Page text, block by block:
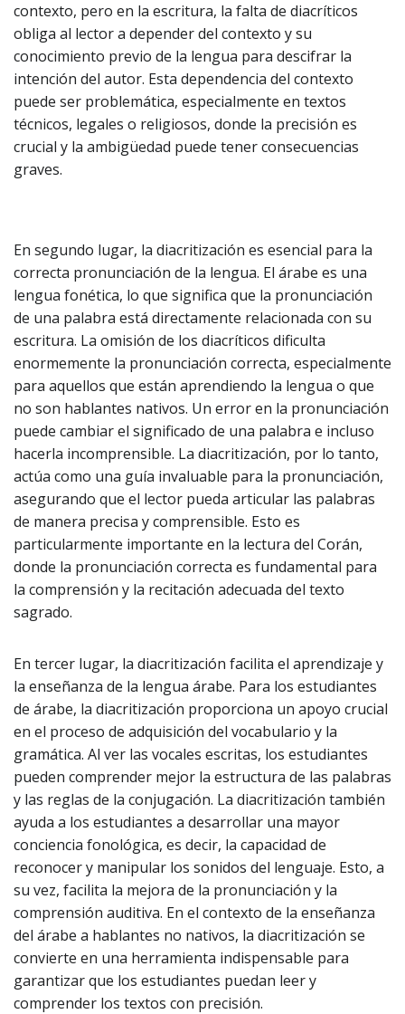
contexto, pero en la escritura, la falta de diacríticos
obliga al lector a depender del contexto y su
conocimiento previo de la lengua para descifrar la
intención del autor. Esta dependencia del contexto
puede ser problemática, especialmente en textos
técnicos, legales o religiosos, donde la precisión es
crucial y la ambigüedad puede tener consecuencias
graves.
En segundo lugar, la diacritización es esencial para la
correcta pronunciación de la lengua. El árabe es una
lengua fonética, lo que significa que la pronunciación
de una palabra está directamente relacionada con su
escritura. La omisión de los diacríticos dificulta
enormemente la pronunciación correcta, especialmente
para aquellos que están aprendiendo la lengua o que
no son hablantes nativos. Un error en la pronunciación
puede cambiar el significado de una palabra e incluso
hacerla incomprensible. La diacritización, por lo tanto,
actúa como una guía invaluable para la pronunciación,
asegurando que el lector pueda articular las palabras
de manera precisa y comprensible. Esto es
particularmente importante en la lectura del Corán,
donde la pronunciación correcta es fundamental para
la comprensión y la recitación adecuada del texto
sagrado.
En tercer lugar, la diacritización facilita el aprendizaje y
la enseñanza de la lengua árabe. Para los estudiantes
de árabe, la diacritización proporciona un apoyo crucial
en el proceso de adquisición del vocabulario y la
gramática. Al ver las vocales escritas, los estudiantes
pueden comprender mejor la estructura de las palabras
y las reglas de la conjugación. La diacritización también
ayuda a los estudiantes a desarrollar una mayor
conciencia fonológica, es decir, la capacidad de
reconocer y manipular los sonidos del lenguaje. Esto, a
su vez, facilita la mejora de la pronunciación y la
comprensión auditiva. En el contexto de la enseñanza
del árabe a hablantes no nativos, la diacritización se
convierte en una herramienta indispensable para
garantizar que los estudiantes puedan leer y
comprender los textos con precisión.